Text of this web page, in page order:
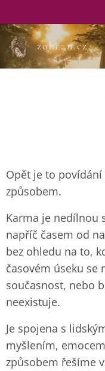
zohran.cz
Opět je to
způsobem.
Karma je nedílnou
napříč časem od
bez ohledu na to,
časovém úseku se
současnost, nebo
neexistuje.
Je spojena s
myšlením,
způsobem řešíme